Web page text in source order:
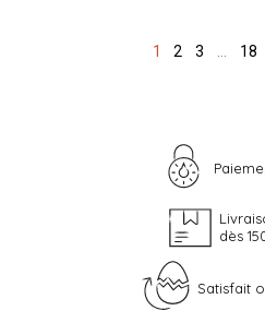
1 2 3 18
dès
Satisfait